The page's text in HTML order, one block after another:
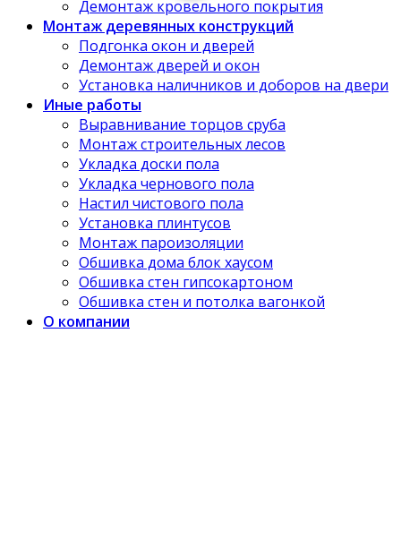
Демонтаж кровельного покрытия
Монтаж деревянных конструкций
Подгонка окон и дверей
Демонтаж дверей и окон
Установка наличников и доборов на двери
Иные работы
Выравнивание торцов сруба
Монтаж строительных лесов
Укладка доски пола
Укладка чернового пола
Настил чистового пола
Установка плинтусов
Монтаж пароизоляции
Обшивка дома блок хаусом
Обшивка стен гипсокартоном
Обшивка стен и потолка вагонкой
О компании